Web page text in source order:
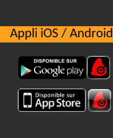
Appli iOS / Android